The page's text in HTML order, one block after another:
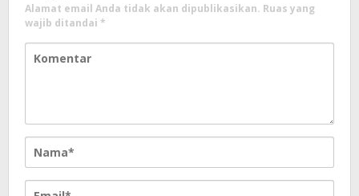
Alamat email Anda tidak akan dipublikasikan. Ruas yang
wajib ditandai *